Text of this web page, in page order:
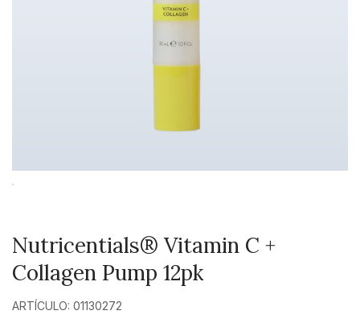
Nutricentials® Vitamin C +
Collagen Pump 12pk
ARTÍCULO: 01130272